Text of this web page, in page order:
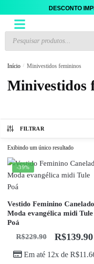
DESCONTO
Início / Minivestidos femininos
Minivestidos
FILTRAR
Exibindo um único resultado
-39%
Vestido Feminino Canelado
Moda evangélica midi Tule
Poá
R$229.90 R$139.90
Em até 12x de R$